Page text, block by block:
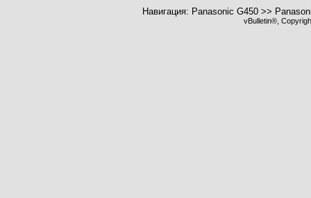
Навигация: Panasonic G450 >>
vBulletin®,